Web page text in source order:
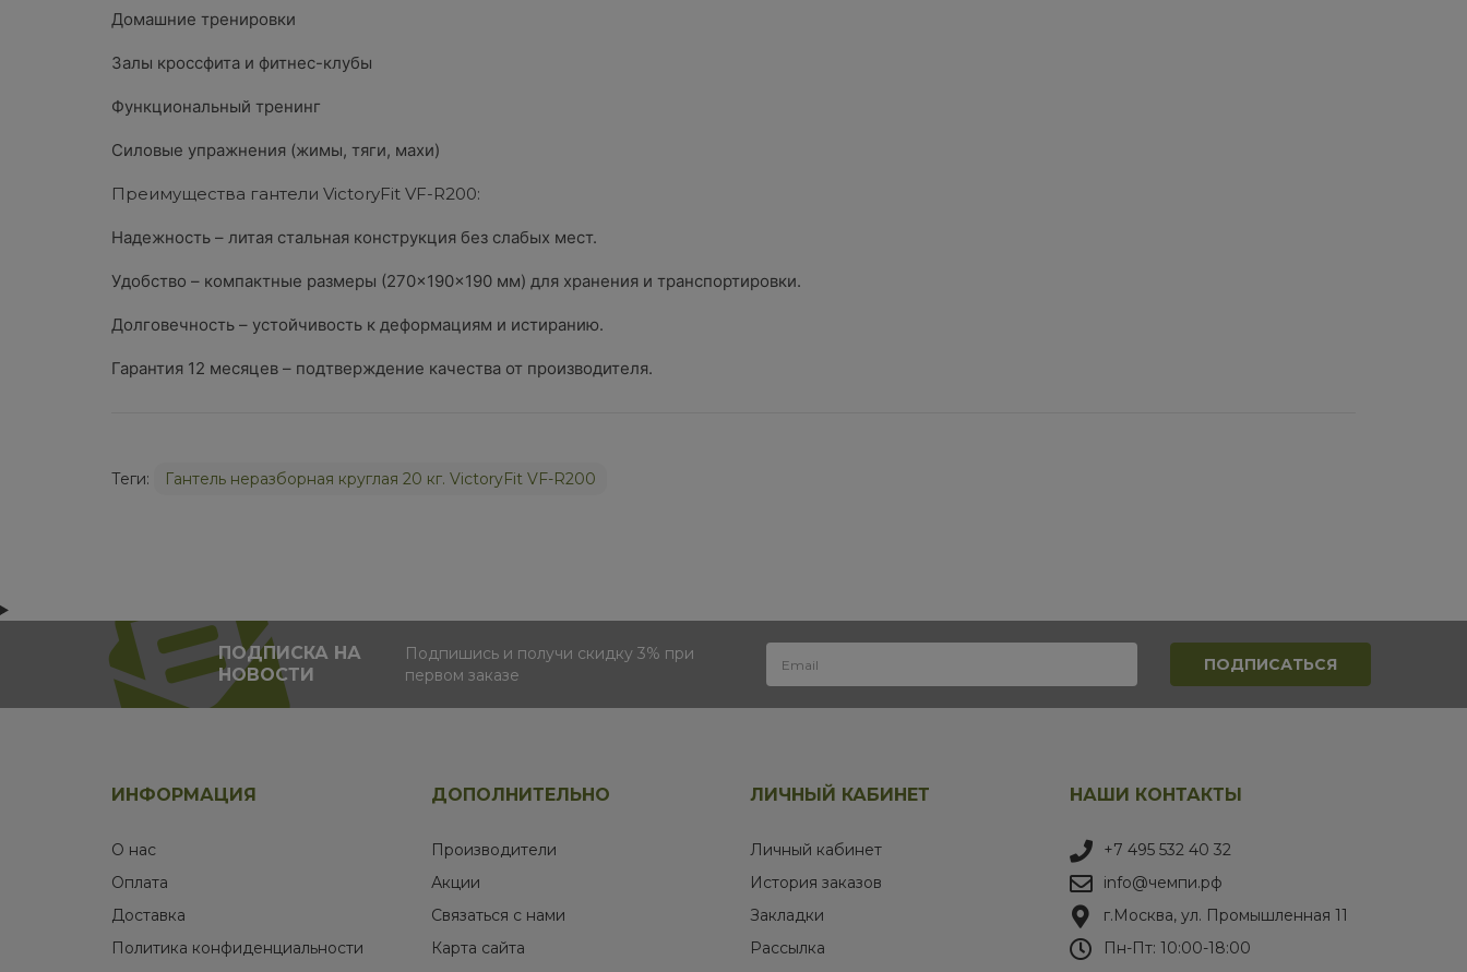
Домашние тренировки
Залы кроссфита и фитнес-клубы
Функциональный тренинг
Силовые упражнения (жимы, тяги, махи)
Преимущества гантели VictoryFit VF-R200:
Надежность – литая стальная конструкция без слабых мест.
Удобство – компактные размеры (270×190×190 мм) для хранения и транспортировки.
Долговечность – устойчивость к деформациям и истиранию.
Гарантия 12 месяцев – подтверждение качества от производителя.
Теги: Гантель неразборная круглая 20 кг. VictoryFit VF-R200
ПОДПИСКА НА
НОВОСТИ
Подпишись и получи скидку 3% при
первом заказе
ИНФОРМАЦИЯ
О нас
Оплата
Доставка
Политика конфиденциальности
ДОПОЛНИТЕЛЬНО
Производители
Акции
Связаться с нами
Карта сайта
ЛИЧНЫЙ КАБИНЕТ
Личный кабинет
История заказов
Закладки
Рассылка
НАШИ КОНТАКТЫ
+7 495 532 40 32
info@чемпи.рф
г.Москва, ул. Промышленная 11
Пн-Пт: 10:00-18:00